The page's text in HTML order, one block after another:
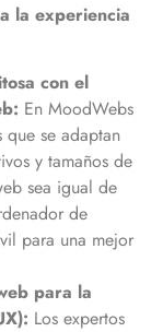
la experiencia
con el
En MoodWebs
se adaptan
y tamaños de
sea igual de
de
para una mejor
para la
Los expertos